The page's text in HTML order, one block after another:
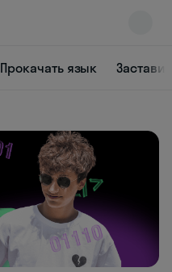
Прокачать язык